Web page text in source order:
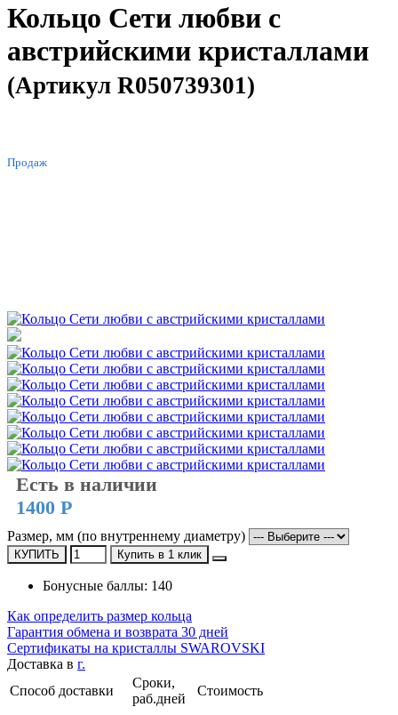
Кольцо Сети любви с
австрийскими кристаллами
(Артикул R050739301)
Продаж
Есть в наличии
1400 Р
Размер, мм (по внутреннему диаметру)
КУПИТЬ Купить в 1 клик
Бонусные баллы: 140
Как определить размер кольца
Гарантия обмена и возврата 30 дней
Сертификаты на кристаллы SWAROVSKI
Доставка в г.
Способ доставки
Сроки,
раб.дней
Стоимость